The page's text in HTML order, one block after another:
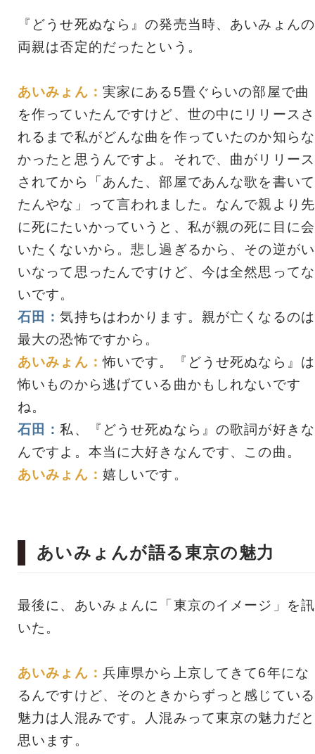
『どうせ死ぬなら』の発売当時、あいみょんの
両親は否定的だったという。
あいみょん： 実家にある5畳ぐらいの部屋で曲
を作っていたんですけど、世の中にリリースさ
れるまで私がどんな曲を作っていたのか知らな
かったと思うんですよ。それで、曲がリリース
されてから「あんた、部屋であんな歌を書いて
たんやな」って言われました。なんで親より先
に死にたいかっていうと、私が親の死に目に会
いたくないから。悲し過ぎるから、その逆がい
いなって思ったんですけど、今は全然思ってな
いです。
石田：気持ちはわかります。親が亡くなるのは
最大の恐怖ですから。
あいみょん：怖いです。『どうせ死ぬなら』は
怖いものから逃げている曲かもしれないです
ね。
石田：私、『どうせ死ぬなら』の歌詞が好きな
んですよ。本当に大好きなんです、この曲。
あいみょん： 嬉しいです。
あいみょんが語る東京の魅力
最後に、あいみょんに「東京のイメージ」を訊
いた。
あいみょん： 兵庫県から上京してきて6年にな
るんですけど、そのときからずっと感じている
魅力は人混みです。人混みって東京の魅力だと
思います。